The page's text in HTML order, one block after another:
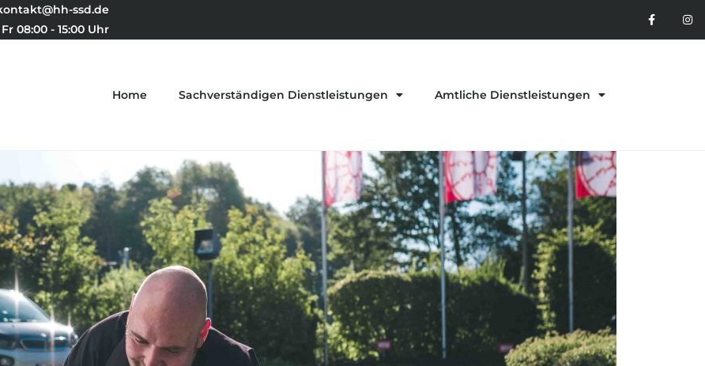
ssd.de
08:00 - 15:00 Uhr
Home Sachverständigen Dienstleistungen Amtliche Dienstleistungen